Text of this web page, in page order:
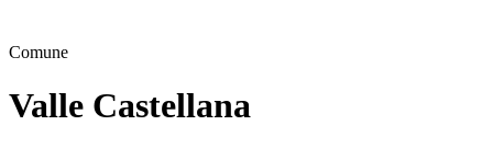
Comune
Valle Castellana